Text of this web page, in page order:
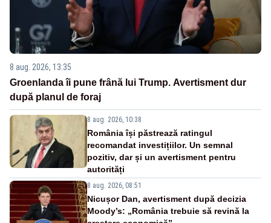
8 aug. 2026, 13:35
Groenlanda îi pune frână lui Trump. Avertisment dur
după planul de foraj
8 aug. 2026, 10:38
România își păstrează ratingul
recomandat investițiilor. Un semnal
pozitiv, dar și un avertisment pentru
autorități
8 aug. 2026, 08:51
Nicușor Dan, avertisment după decizia
Moody’s: „România trebuie să revină la